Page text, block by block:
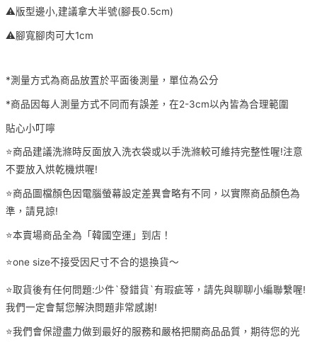
⚠️版型邊小,建議拿大半號(腳長0.5cm)
⚠️腳寬腳肉可大1cm
*測量方式為商品放置於平面後測量，單位為公分
*商品因每人測量方式不同而有誤差，在2-3cm以內皆為合理範圍
貼心小叮嚀
⭐️商品建議洗滌時反面放入洗衣袋或以手洗滌較可維持完整性喔!注意
不要放入烘乾機烘喔!
⭐️商品圖檔顏色因電腦螢幕設定差異會略有不同，以實際商品顏色為
準，請見諒!
⭐️本賣場商品全為「韓國空運」到店！
⭐️one size不接受因尺寸不合的退換貨～
⭐️取貨後有任何問題:少件`發錯貨`有瑕疵等，請先與聊聊小編聯繫喔!
我們一定會幫您解決問題非常感謝!
⭐️我們會保證盡力做到最好的服務和嚴格把關商品品質，期待您的光